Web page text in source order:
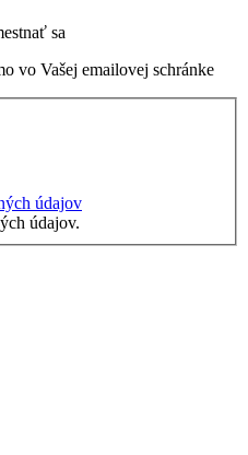
sa
vo Vašej emailovej schránke
údajov
údajov.